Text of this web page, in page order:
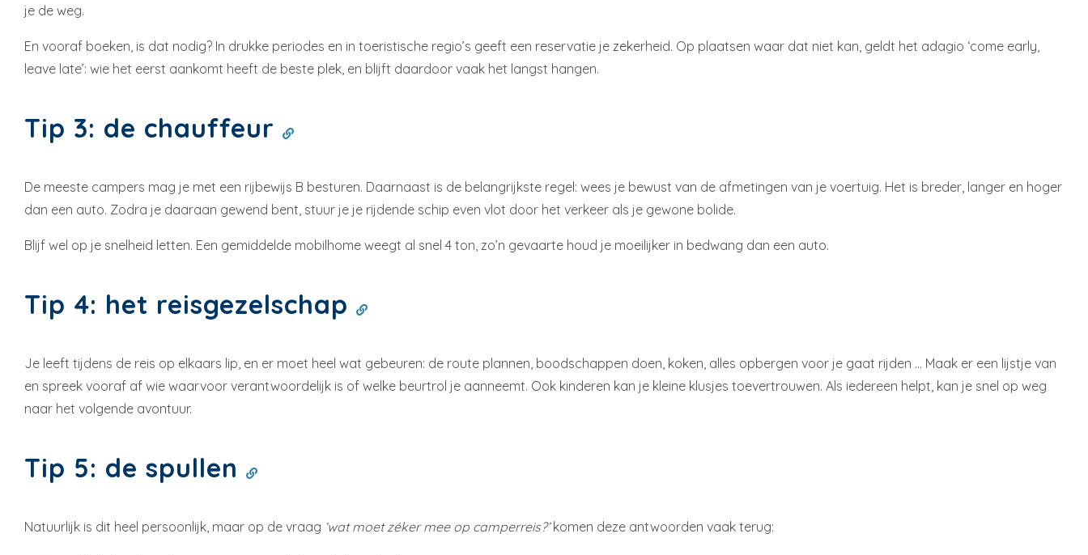
je de weg.
En vooraf boeken, is dat nodig? In drukke periodes en in toeristische regio’s geeft een reservatie je zekerheid. Op plaatsen waar dat niet kan, geldt het adagio ‘come early,
leave late’: wie het eerst aankomt heeft de beste plek, en blijft daardoor vaak het langst hangen.
Tip 3: de chauffeur
De meeste campers mag je met een rijbewijs B besturen. Daarnaast is de belangrijkste regel: wees je bewust van de afmetingen van je voertuig. Het is breder, langer en hoger
dan een auto. Zodra je daaraan gewend bent, stuur je je rijdende schip even vlot door het verkeer als je gewone bolide.
Blijf wel op je snelheid letten. Een gemiddelde mobilhome weegt al snel 4 ton, zo’n gevaarte houd je moeilijker in bedwang dan een auto.
Tip 4: het reisgezelschap
Je leeft tijdens de reis op elkaars lip, en er moet heel wat gebeuren: de route plannen, boodschappen doen, koken, alles opbergen voor je gaat rijden … Maak er een lijstje van
en spreek vooraf af wie waarvoor verantwoordelijk is of welke beurtrol je aanneemt. Ook kinderen kan je kleine klusjes toevertrouwen. Als iedereen helpt, kan je snel op weg
naar het volgende avontuur.
Tip 5: de spullen
Natuurlijk is dit heel persoonlijk, maar op de vraag ‘wat moet zéker mee op camperreis?’komen deze antwoorden vaak terug: